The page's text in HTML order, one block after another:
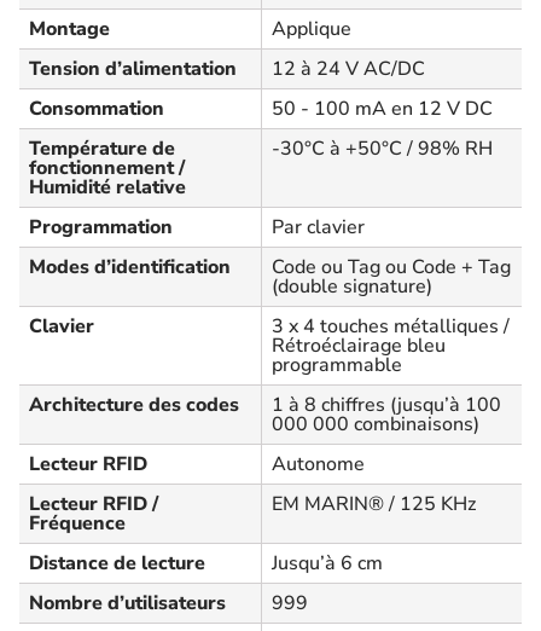
Montage
Applique
Tension d’alimentation
12 à 24 V AC/DC
Consommation
50 - 100 mA en 12 V DC
Température de
fonctionnement /
Humidité relative
-30°C à +50°C / 98% RH
Programmation
Par clavier
Modes d’identification
Code ou Tag ou Code + Tag
(double signature)
Clavier
3 x 4 touches métalliques /
Rétroéclairage bleu
programmable
Architecture des codes
1 à 8 chiffres (jusqu’à 100
000 000 combinaisons)
Lecteur RFID
Autonome
Lecteur RFID /
Fréquence
EM MARIN® / 125 KHz
Distance de lecture
Jusqu’à 6 cm
Nombre d’utilisateurs
999